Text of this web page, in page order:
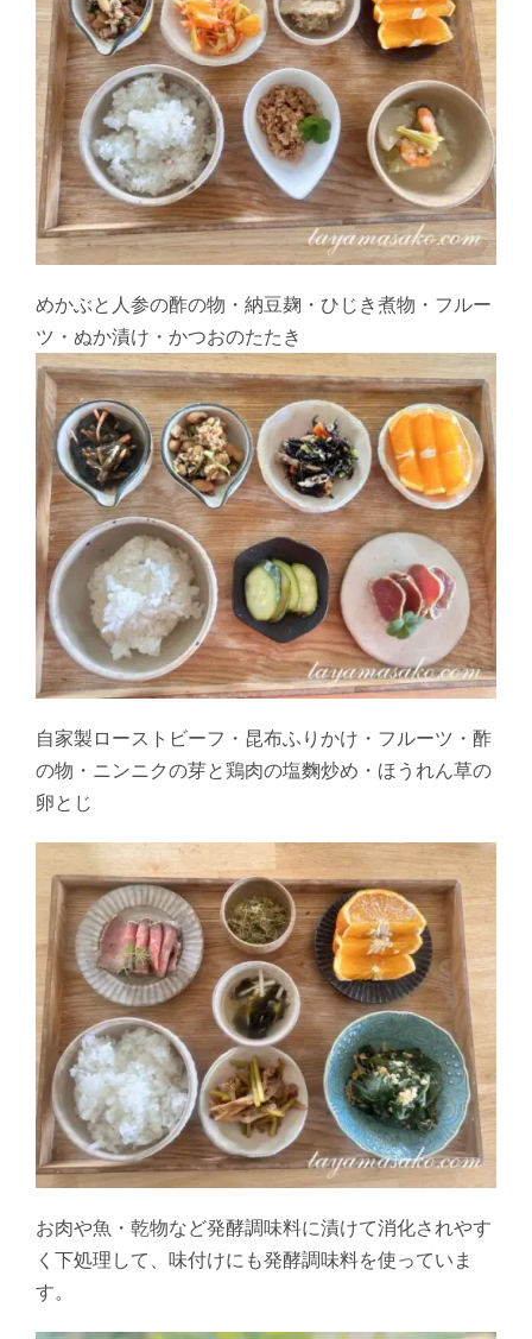
めかぶと人参の酢の物・納豆麹・ひじき煮物・フルー
ツ・ぬか漬け・かつおのたたき
自家製ローストビーフ・昆布ふりかけ・フルーツ・酢
の物・ニンニクの芽と鶏肉の塩麴炒め・ほうれん草の
卵とじ
お肉や魚・乾物など発酵調味料に漬けて消化されやす
く下処理して、味付けにも発酵調味料を使っていま
す。